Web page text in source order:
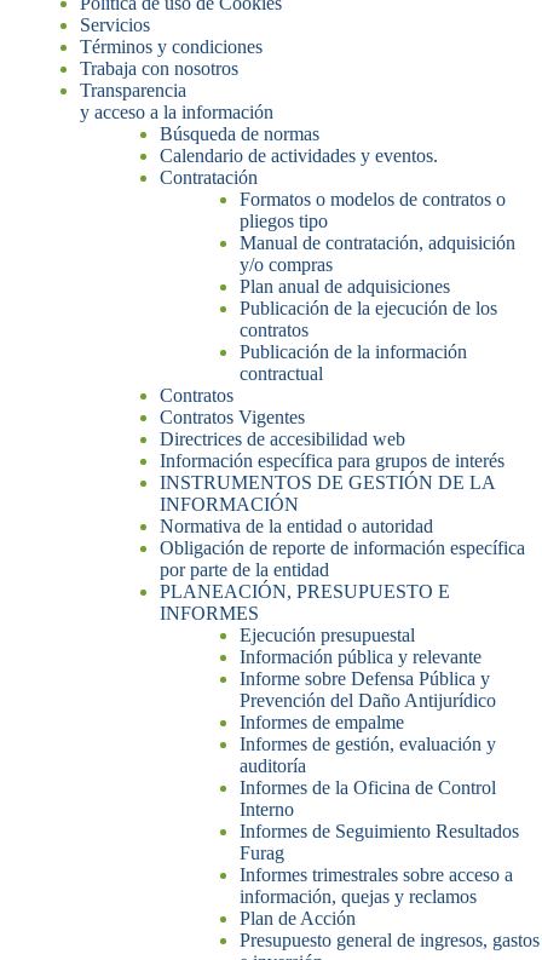
Servicios
Términos y condiciones
Trabaja con nosotros
Transparencia
y acceso a la información
Búsqueda de normas
Calendario de actividades y eventos.
Contratación
Formatos o modelos de contratos o
pliegos tipo
Manual de contratación, adquisición
y/o compras
Plan anual de adquisiciones
Publicación de la ejecución de los
contratos
Publicación de la información
contractual
Contratos
Contratos Vigentes
Directrices de accesibilidad web
Información específica para grupos de interés
INSTRUMENTOS DE GESTIÓN DE LA
INFORMACIÓN
Normativa de la entidad o autoridad
Obligación de reporte de información específica
por parte de la entidad
PLANEACIÓN, PRESUPUESTO E
INFORMES
Ejecución presupuestal
Información pública y relevante
Informe sobre Defensa Pública y
Prevención del Daño Antijurídico
Informes de empalme
Informes de gestión, evaluación y
auditoría
Informes de la Oficina de Control
Interno
Informes de Seguimiento Resultados
Furag
Informes trimestrales sobre acceso a
información, quejas y reclamos
Plan de Acción
Presupuesto general de ingresos, gastos